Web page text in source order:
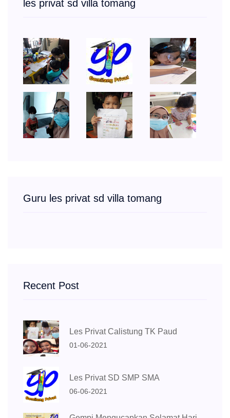
les privat sd villa tomang
Guru les privat sd villa tomang
Recent Post
Les Privat Calistung TK Paud
01-06-2021
Les Privat SD SMP SMA
06-06-2021